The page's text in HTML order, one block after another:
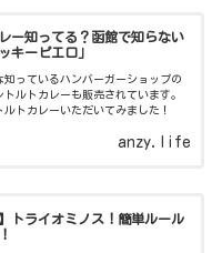
ー知ってる？函館で知らない
キーピエロ」
知っているハンバーガーショップの
ルトカレーも販売されています。
トカレーいただいてみました！
anzy.life
トライオミノス！簡単ルール